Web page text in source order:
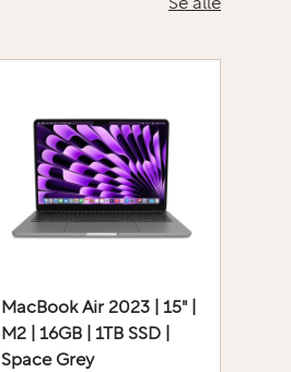
Se alle
MacBook Air 2023 | 15" |
M2 | 16GB | 1TB SSD |
Space Grey